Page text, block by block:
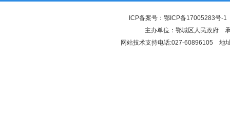
ICP备案号： 鄂ICP备17005283号-1
主办单位：鄂城区人民政府
网站技术支持电话:027-60896105 地